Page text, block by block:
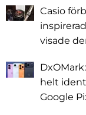
Casio
visade
helt
Google